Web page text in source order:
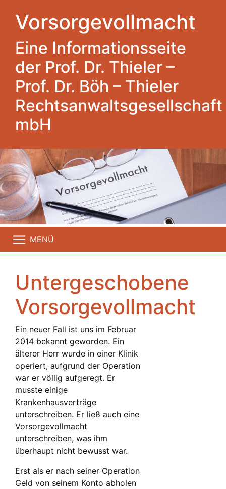
Vorsorgevollmacht
Eine Informationsseite
der Prof. Dr. Thieler –
Prof. Dr. Böh – Thieler
Rechtsanwaltsgesellschaft
mbH
MENÜ
Untergeschobene
Vorsorgevollmacht
Ein neuer Fall ist uns im Februar
2014 bekannt geworden. Ein
älterer Herr wurde in einer Klinik
operiert, aufgrund der Operation
war er völlig aufgeregt. Er
musste einige
Krankenhausverträge
unterschreiben. Er ließ auch eine
Vorsorgevollmacht
unterschreiben, was ihm
überhaupt nicht bewusst war.
Erst als er nach seiner Operation
Geld von seinem Konto abholen